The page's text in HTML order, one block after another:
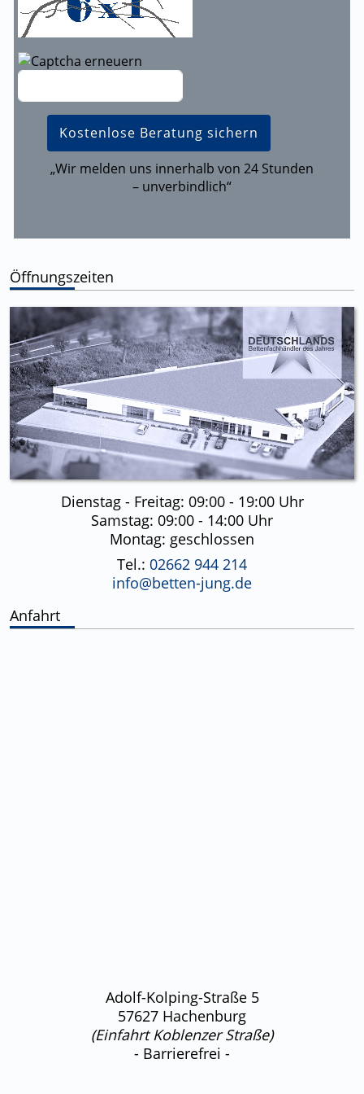
„Wir melden uns innerhalb von 24 Stunden
– unverbindlich“
Öffnungszeiten
Dienstag - Freitag: 09:00 - 19:00 Uhr
Samstag: 09:00 - 14:00 Uhr
Montag: geschlossen
Tel.: 02662 944 214
info@betten-jung.de
Anfahrt
Adolf-Kolping-Straße 5
57627 Hachenburg
(Einfahrt Koblenzer Straße)
- Barrierefrei -